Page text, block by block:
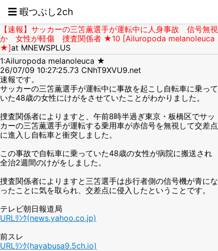
☰ 暇つぶし2ch
【速報】サッカーの三笘薫選手が運転中に人身事故 信号無視
か 女性が軽傷 捜査関係者 ★10 [Ailuropoda melanoleuca
★]at MNEWSPLUS
1:Ailuropoda melanoleuca ★
26/07/09 10:27:25.73 CNhT9XVU9.net
速報です。
サッカーの三笘薫選手が運転中に事故を起こし自転車に乗って
いた48歳の女性にけがをさせていたことがわかりました。
捜査関係者によりますと、午前8時半過ぎ東京・板橋区でサッ
カーの三笘薫選手が運転する乗用車が赤信号を無視して交差点
に進入し自転車と衝突しました。
この事故で自転車に乗っていた48歳の女性が病院に搬送され
全治2週間のけがをしました。
捜査関係者によりますと三笘選手は歩行者側の信号機が青にな
ったことに気を取られ、交差点に侵入したということです。
テレビ朝日報道局
URLﾘﾝｸ(news.yahoo.co.jp)
前スレ
URLﾘﾝｸ(hayabusa9.5ch.io)